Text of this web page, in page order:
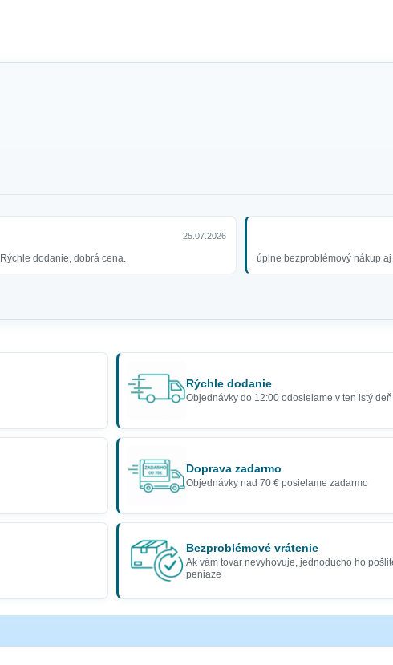
25.07.2026
Rýchle dodanie, dobrá cena. úplne bezproblémový nákup
Rýchle dodanie
Objednávky do 12:00 odosielame v ten istý deň
Doprava zadarmo
Objednávky nad 70 € posielame zadarmo
Bezproblémové vrátenie
Ak vám tovar nevyhovuje, jednoducho ho
peniaze